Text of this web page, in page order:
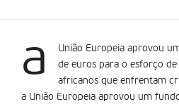
a
União Europeia aprovou
de euros para o esforço de
africanos que enfrentam
a União Europeia aprovou um